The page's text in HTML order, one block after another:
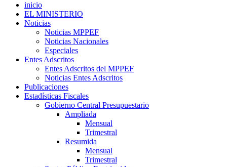
inicio
EL MINISTERIO
Noticias
Noticias MPPEF
Noticias Nacionales
Especiales
Entes Adscritos
Entes Adscritos del MPPEF
Noticias Entes Adscritos
Publicaciones
Estadísticas Fiscales
Gobierno Central Presupuestario
Ampliada
Mensual
Trimestral
Resumida
Mensual
Trimestral